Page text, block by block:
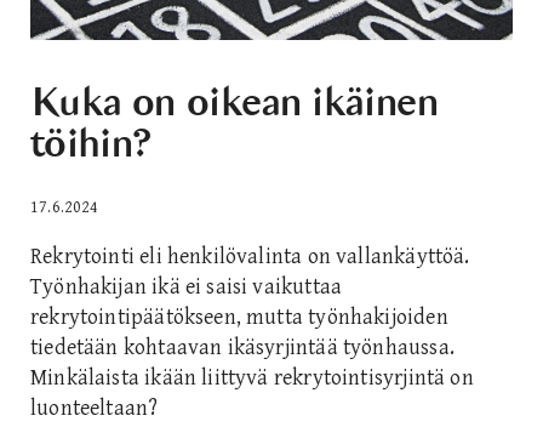
Kuka on oikean ikäinen
töihin?
17.6.2024
Rekrytointi eli henkilövalinta on vallankäyttöä.
Työnhakijan ikä ei saisi vaikuttaa
rekrytointipäätökseen, mutta työnhakijoiden
tiedetään kohtaavan ikäsyrjintää työnhaussa.
Minkälaista ikään liittyvä rekrytointisyrjintä on
luonteeltaan?